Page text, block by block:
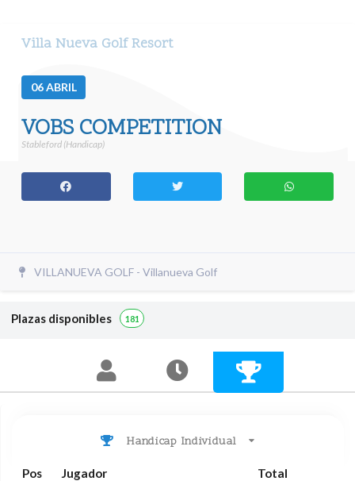
Villa Nueva Golf Resort
06ABRIL
VOBS COMPETITION
Stableford (Handicap)
VILLANUEVA GOLF - Villanueva Golf
Plazas disponibles 181
Handicap Individual
Pos Jugador Total